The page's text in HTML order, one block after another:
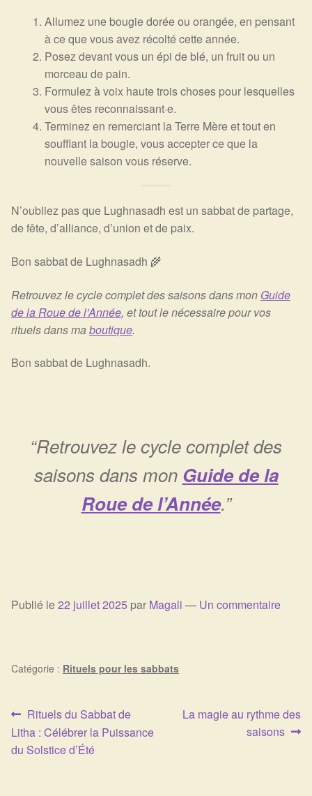
Allumez une bougie dorée ou orangée, en pensant
à ce que vous avez récolté cette année.
Posez devant vous un épi de blé, un fruit ou un
morceau de pain.
Formulez à voix haute trois choses pour lesquelles
vous êtes reconnaissant·e.
Terminez en remerciant la Terre Mère et tout en
soufflant la bougie, vous accepter ce que la
nouvelle saison vous réserve.
N’oubliez pas que Lughnasadh est un sabbat de partage,
de fête, d’alliance, d’union et de paix.
Bon sabbat de Lughnasadh 🌾
Retrouvez le cycle complet des saisons dans mon Guide
de la Roue de l’Année, et tout le nécessaire pour vos
rituels dans maboutique.
Bon sabbat de Lughnasadh.
“Retrouvez le cycle complet des
saisons dans mon Guide de la
Roue de l’Année.”
Publié le22 juillet 2025 par Magali — Un commentaire
Catégorie : Rituels pour les sabbats
Navigation
de
Article
précédent :
Rituels du Sabbat de
Litha : Célébrer la Puissance
du Solstice d’Été
Article
La magie au rythme des
saisons